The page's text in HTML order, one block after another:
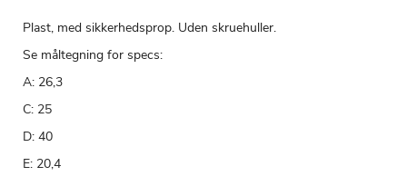
Plast, med sikkerhedsprop. Uden skruehuller.
Se måltegning for specs:
A: 26,3
C: 25
D: 40
E: 20,4